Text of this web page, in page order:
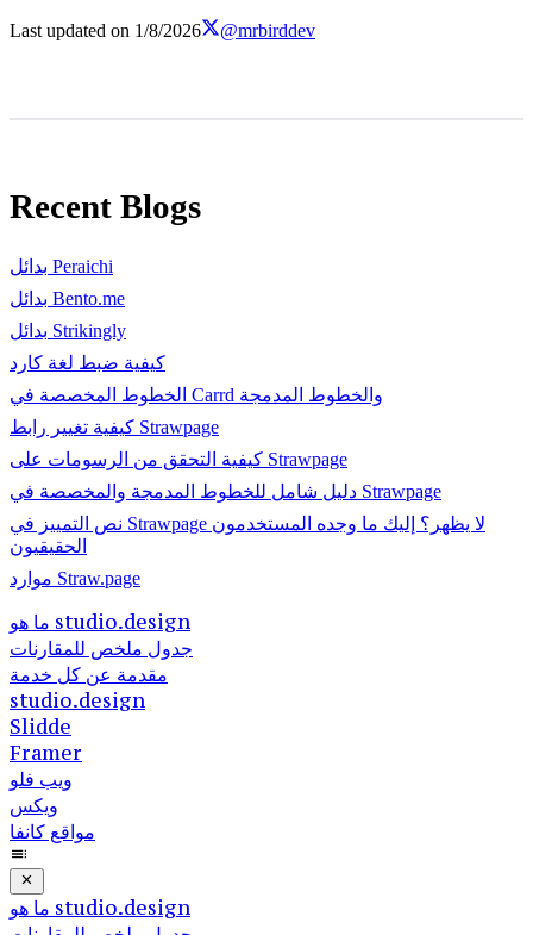
Last updated on 1/8/2026 @mrbirddev
Recent Blogs
بدائل Peraichi
بدائل Bento.me
بدائل Strikingly
كيفية ضبط لغة كارد
الخطوط المخصصة في Carrd والخطوط المدمجة
كيفية تغيير رابط Strawpage
كيفية التحقق من الرسومات على Strawpage
دليل شامل للخطوط المدمجة والمخصصة في Strawpage
نص التمييز في Strawpage لا يظهر؟ إليك ما وجده المستخدمون
الحقيقيون
موارد Straw.page
ما هو studio.design
جدول ملخص للمقارنات
مقدمة عن كل خدمة
studio.design
Slidde
Framer
ويب فلو
ويكس
مواقع كانفا
ما هو studio.design